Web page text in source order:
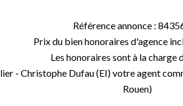
Référence annonce :
Prix du bien honoraires d'agence
Les honoraires sont à la charge
- Christophe Dufau (EI) votre agent
Rouen)